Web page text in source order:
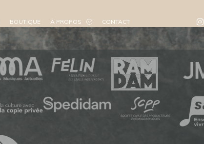
BOUTIQUE À PROPOS CONTACT